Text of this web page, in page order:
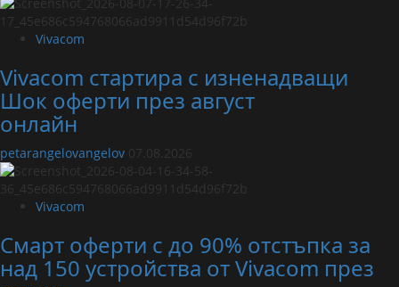
Vivacom
Vivacom стартира с изненадващи
Шок оферти през август
онлайн
petarangelovangelov 07.08.2026
Vivacom
Смарт оферти с до 90% отстъпка за
над 150 устройства от Vivacom през